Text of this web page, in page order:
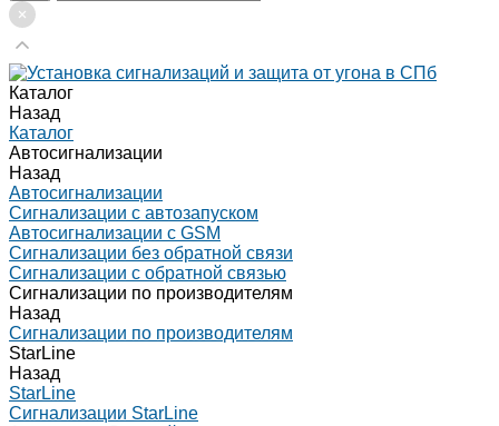
Каталог
Назад
Каталог
Автосигнализации
Назад
Автосигнализации
Сигнализации с автозапуском
Автосигнализации с GSM
Сигнализации без обратной связи
Сигнализации с обратной связью
Сигнализации по производителям
Назад
Сигнализации по производителям
StarLine
Назад
StarLine
Сигнализации StarLine